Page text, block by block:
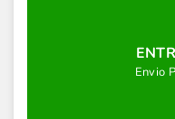
Envio